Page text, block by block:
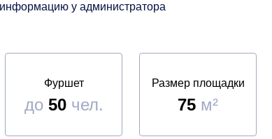
у администратора
Фуршет
до 50чел.
Размер площадки
75 м²